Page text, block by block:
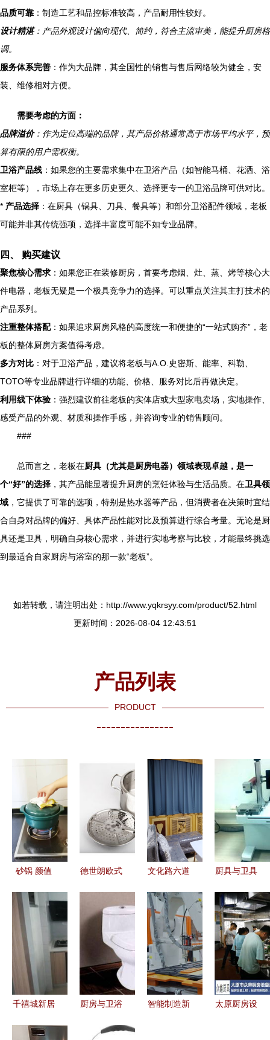
品质可靠 ：制造工艺和品控标准较高，产品耐用性较好。
设计精湛：产品外观设计偏向现代、简约，符合主流审美，能提升厨房格
调。
服务体系完善 ：作为大品牌，其全国性的销售与售后网络较为健全，安
装、维修相对方便。
需要考虑的方面：
品牌溢价：作为定位高端的品牌，其产品价格通常高于市场平均水平，预
算有限的用户需权衡。
卫浴产品线 ：如果您的主要需求集中在卫浴产品（如智能马桶、花洒、浴
室柜等），市场上存在更多历史更久、选择更专一的卫浴品牌可供对比。
* 产品选择 ：在厨具（锅具、刀具、餐具等）和部分卫浴配件领域，老板
可能并非其传统强项，选择丰富度可能不如专业品牌。
四、 购买建议
聚焦核心需求 ：如果您正在装修厨房，首要考虑烟、灶、蒸、烤等核心大
件电器，老板无疑是一个极具竞争力的选择。可以重点关注其主打技术的
产品系列。
注重整体搭配：如果追求厨房风格的高度统一和便捷的“一站式购齐”，老
板的整体厨房方案值得考虑。
多方对比 ：对于卫浴产品，建议将老板与A.O.史密斯、能率、科勒、
TOTO等专业品牌进行详细的功能、价格、服务对比后再做决定。
利用线下体验 ：强烈建议前往老板的实体店或大型家电卖场，实地操作、
感受产品的外观、材质和操作手感，并咨询专业的销售顾问。
###
总而言之，老板在厨具（尤其是厨房电器）领域表现卓越，是一
个“好”的选择 ，其产品能显著提升厨房的烹饪体验与生活品质。在卫具领
域 ，它提供了可靠的选项，特别是热水器等产品，但消费者在决策时宜结
合自身对品牌的偏好、具体产品性能对比及预算进行综合考量。无论是厨
具还是卫具，明确自身核心需求，并进行实地考察与比较，才能最终挑选
到最适合自家厨房与浴室的那一款“老板”。
如若转载，请注明出处：http://www.yqkrsyy.com/product/52.html
更新时间：2026-08-04 12:43:51
产品列表
PRODUCT
----------------
砂锅 颜值
的厨房网
红，如何选
对耐住冰火
考验的好厨
具？
德世朗欧式
DSL-T006
德国精工与
304不锈钢
的完美融合
文化路六道
具市场 生
活美学与烟
火气的交汇
点
厨具与卫具
居生活的两
大核心
千禧城新居
厨房与卫浴
智能制造新
太原厨房设